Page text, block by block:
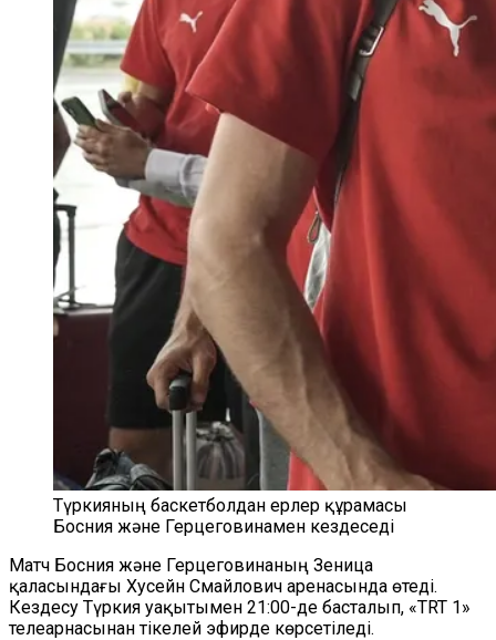
Түркияның баскетболдан ерлер құрамасы
Босния және Герцеговинамен кездеседі
Матч Босния және Герцеговинаның Зеница
қаласындағы Хусейн Смайлович аренасында өтеді.
Кездесу Түркия уақытымен 21:00-де басталып, «TRT 1»
телеарнасынан тікелей эфирде көрсетіледі.